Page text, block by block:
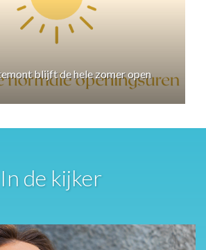
blijft de hele zomer open
In de kijker